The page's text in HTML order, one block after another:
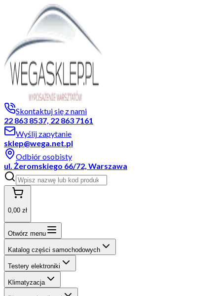
Skontaktuj się z nami
22 863 8537, 22 863 7161
Wyślij zapytanie
sklep@wega.net.pl
Odbiór osobisty
ul. Żeromskiego 66/72, Warszawa
0,00 zł
Otwórz menu
Katalog części samochodowych
Testery elektroniki
Klimatyzacja